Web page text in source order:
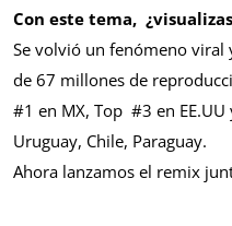
Con este tema,
Se volvió un fenómeno viral
de 67 millones de
#1 en MX, Top #3 en
Uruguay, Chile, Paraguay.
Ahora lanzamos el remix